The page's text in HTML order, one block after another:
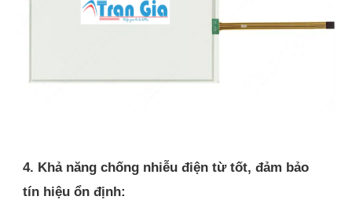
4. Khả năng chống nhiễu điện từ tốt, đảm bảo
tín hiệu ổn định: